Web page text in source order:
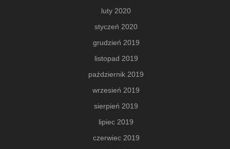
luty 2020
styczeń 2020
grudzień 2019
listopad 2019
październik 2019
wrzesień 2019
sierpień 2019
lipiec 2019
czerwiec 2019